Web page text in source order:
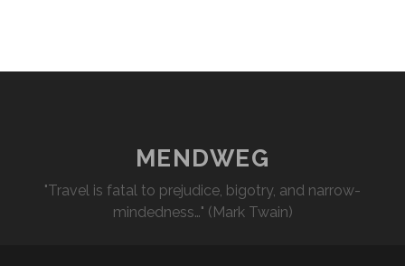
MENDWEG
"Travel is fatal to prejudice, bigotry, and narrow-
mindedness…" (Mark Twain)